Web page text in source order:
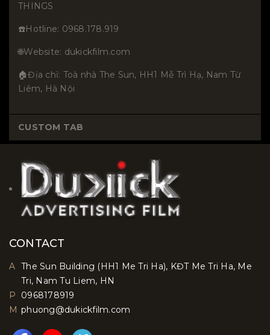
THINGS
☎️Hotline: 0968.178.919
🌐Website: dukickfilm.com
🏠Địa chỉ: Toà nhà The Sun, HH1 Mễ Trì Hạ, Nam Từ
Liêm, Hà Nội
CUSTOM TAB
CONTACT
A The Sun Building (HH1 Me Tri Ha), KĐT Me Tri Ha, Me
Tri, Nam Tu Liem, HN
P
0968178919
M phuong@dukickfilm.com